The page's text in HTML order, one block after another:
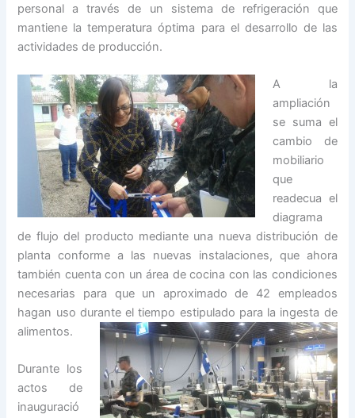
personal a través de un sistema de refrigeración que
mantiene la temperatura óptima para el desarrollo de las
actividades de producción.
A la
ampliación
se suma el
cambio de
mobiliario
que
readecua el
diagrama
de flujo del producto mediante una nueva distribución de
planta conforme a las nuevas instalaciones, que ahora
también cuenta con un área de cocina con las condiciones
necesarias para que un aproximado de 42 empleados
hagan uso durante el tiempo estipulado para la ingesta de
alimentos.
Durante los
actos de
inauguració